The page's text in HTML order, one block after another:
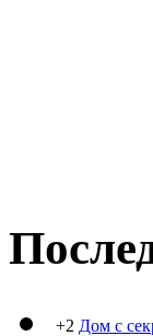
+2 Дом с